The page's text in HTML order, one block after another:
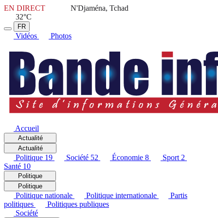
EN DIRECT
N'Djaména, Tchad
32°C
FR
Vidéos Photos
Accueil
Actualité
Actualité
Politique 19 Société 52 Économie 8 Sport 2
Santé 10
Politique
Politique
Politique nationale Politique internationale
Partis
politiques
Politiques publiques
Société